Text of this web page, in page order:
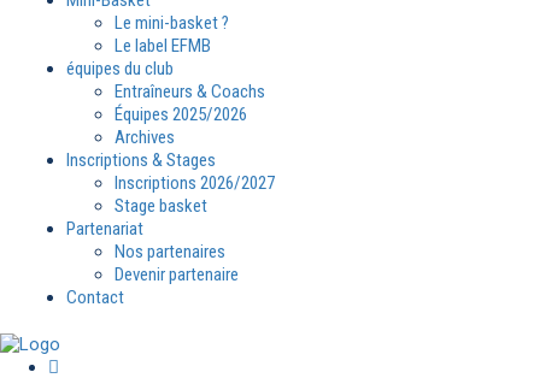
Le mini-basket ?
Le label EFMB
équipes du club
Entraîneurs & Coachs
Équipes 2025/2026
Archives
Inscriptions & Stages
Inscriptions 2026/2027
Stage basket
Partenariat
Nos partenaires
Devenir partenaire
Contact